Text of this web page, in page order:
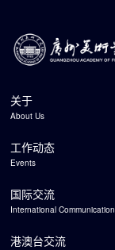
关于
About Us
工作动态
Events
国际交流
International Communication
港澳台交流